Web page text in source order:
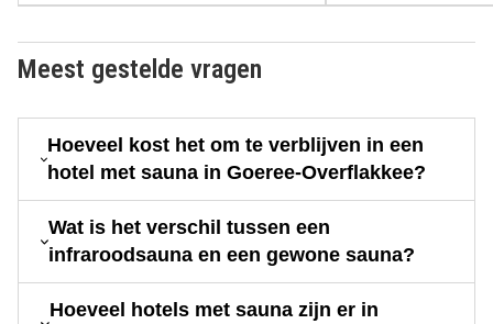
Meest gestelde vragen
Hoeveel kost het om te verblijven in een
hotel met sauna in Goeree-Overflakkee?
Wat is het verschil tussen een
infraroodsauna en een gewone sauna?
Hoeveel hotels met sauna zijn er in